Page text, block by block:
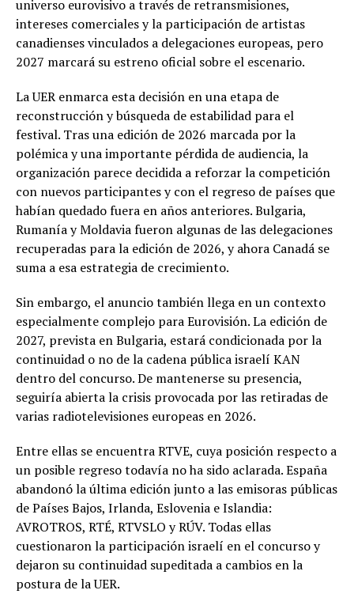
universo eurovisivo a través de retransmisiones,
intereses comerciales y la participación de artistas
canadienses vinculados a delegaciones europeas, pero
2027 marcará su estreno oficial sobre el escenario.
La UER enmarca esta decisión en una etapa de
reconstrucción y búsqueda de estabilidad para el
festival. Tras una edición de 2026 marcada por la
polémica y una importante pérdida de audiencia, la
organización parece decidida a reforzar la competición
con nuevos participantes y con el regreso de países que
habían quedado fuera en años anteriores. Bulgaria,
Rumanía y Moldavia fueron algunas de las delegaciones
recuperadas para la edición de 2026, y ahora Canadá se
suma a esa estrategia de crecimiento.
Sin embargo, el anuncio también llega en un contexto
especialmente complejo para Eurovisión. La edición de
2027, prevista en Bulgaria, estará condicionada por la
continuidad o no de la cadena pública israelí KAN
dentro del concurso. De mantenerse su presencia,
seguiría abierta la crisis provocada por las retiradas de
varias radiotelevisiones europeas en 2026.
Entre ellas se encuentra RTVE, cuya posición respecto a
un posible regreso todavía no ha sido aclarada. España
abandonó la última edición junto a las emisoras públicas
de Países Bajos, Irlanda, Eslovenia e Islandia:
AVROTROS, RTÉ, RTVSLO y RÚV. Todas ellas
cuestionaron la participación israelí en el concurso y
dejaron su continuidad supeditada a cambios en la
postura de la UER.